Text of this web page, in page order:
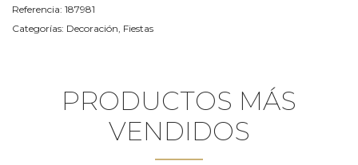
Referencia: 187981
Categorías: Decoración Fiestas
PRODUCTOS MÁS
VENDIDOS